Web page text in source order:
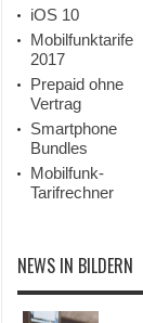
iOS 10
Mobilfunktarife
2017
Prepaid ohne
Vertrag
Smartphone
Bundles
Mobilfunk-
Tarifrechner
NEWS IN BILDERN